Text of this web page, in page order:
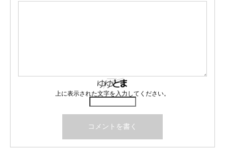
上に表示された文字を入力してください。